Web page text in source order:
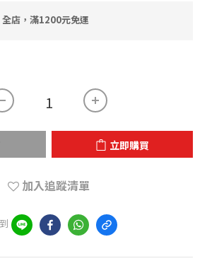
全店，滿1200元免運
立即購買
加入追蹤清單